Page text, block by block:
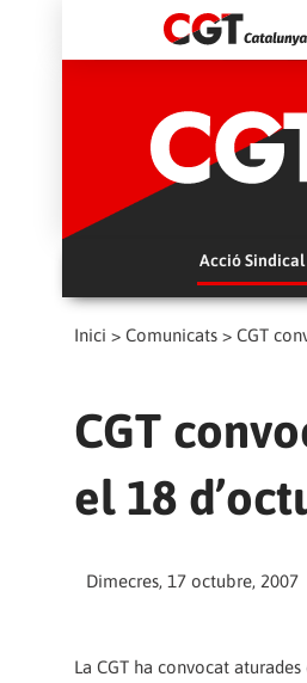
Acció Sindical
Inici > Comunicats > CGT
CGT
el 18
Dimecres, 17 octubre, 2007
La CGT ha convocat